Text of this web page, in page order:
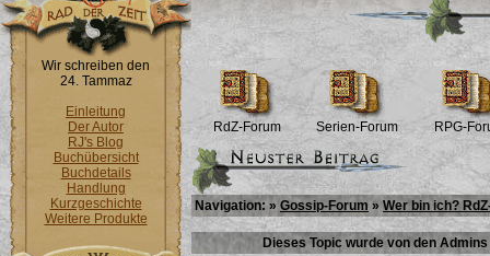
Wir schreiben den
24. Tammaz
Einleitung
Der Autor
RJ's Blog
Buchübersicht
Buchdetails
Handlung
Kurzgeschichte
Weitere Produkte
RdZ-Forum Serien-Forum RPG-
Navigation: » Gossip-Forum » Wer bin ich?
Dieses Topic wurde von den